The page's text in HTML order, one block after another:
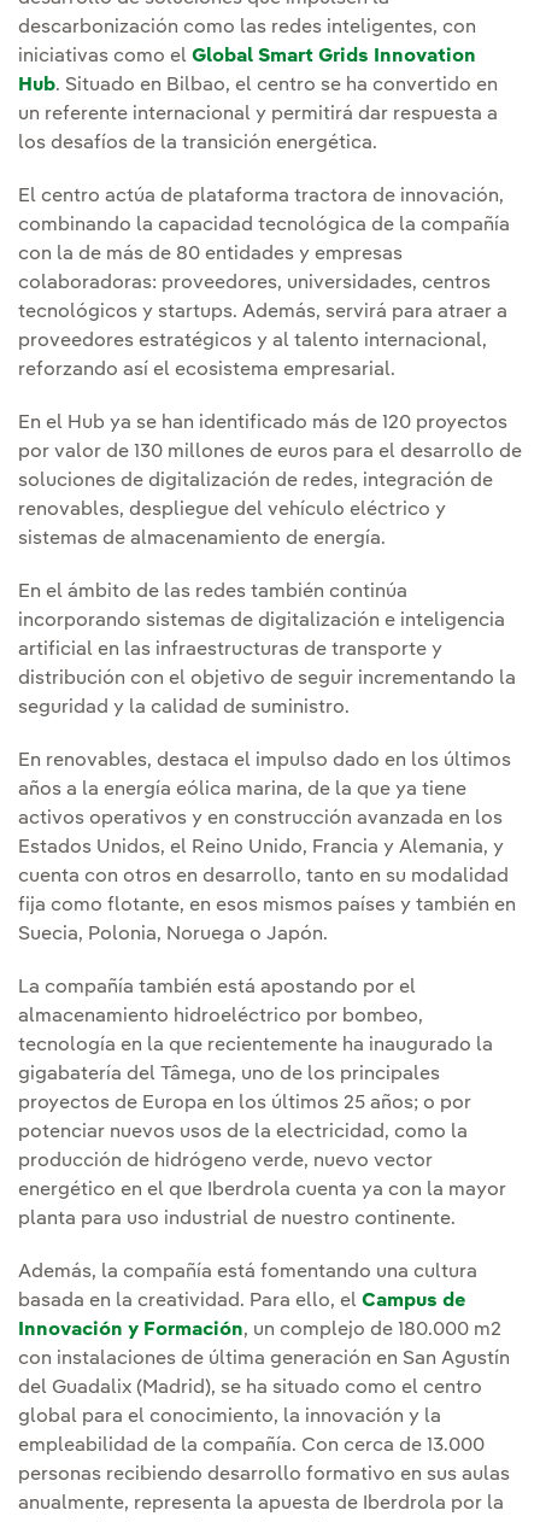
descarbonización como las redes inteligentes, con
iniciativas como el Global Smart Grids Innovation
Hub. Situado en Bilbao, el centro se ha convertido en
un referente internacional y permitirá dar respuesta a
los desafíos de la transición energética.
El centro actúa de plataforma tractora de innovación,
combinando la capacidad tecnológica de la compañía
con la de más de 80 entidades y empresas
colaboradoras: proveedores, universidades, centros
tecnológicos y startups. Además, servirá para atraer a
proveedores estratégicos y al talento internacional,
reforzando así el ecosistema empresarial.
En el Hub ya se han identificado más de 120 proyectos
por valor de 130 millones de euros para el desarrollo de
soluciones de digitalización de redes, integración de
renovables, despliegue del vehículo eléctrico y
sistemas de almacenamiento de energía.
En el ámbito de las redes también continúa
incorporando sistemas de digitalización e inteligencia
artificial en las infraestructuras de transporte y
distribución con el objetivo de seguir incrementando la
seguridad y la calidad de suministro.
En renovables, destaca el impulso dado en los últimos
años a la energía eólica marina, de la que ya tiene
activos operativos y en construcción avanzada en los
Estados Unidos, el Reino Unido, Francia y Alemania, y
cuenta con otros en desarrollo, tanto en su modalidad
fija como flotante, en esos mismos países y también en
Suecia, Polonia, Noruega o Japón.
La compañía también está apostando por el
almacenamiento hidroeléctrico por bombeo,
tecnología en la que recientemente ha inaugurado la
gigabatería del Tâmega, uno de los principales
proyectos de Europa en los últimos 25 años; o por
potenciar nuevos usos de la electricidad, como la
producción de hidrógeno verde, nuevo vector
energético en el que Iberdrola cuenta ya con la mayor
planta para uso industrial de nuestro continente.
Además, la compañía está fomentando una cultura
basada en la creatividad. Para ello, el Campus de
Innovación y Formación, un complejo de 180.000 m2
con instalaciones de última generación en San Agustín
del Guadalix (Madrid), se ha situado como el centro
global para el conocimiento, la innovación y la
empleabilidad de la compañía. Con cerca de 13.000
personas recibiendo desarrollo formativo en sus aulas
anualmente, representa la apuesta de Iberdrola por la